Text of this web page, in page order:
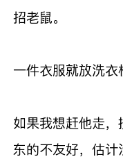
招老鼠。
一件衣服就放洗衣
如果我想赶他走
东的不友好，估计